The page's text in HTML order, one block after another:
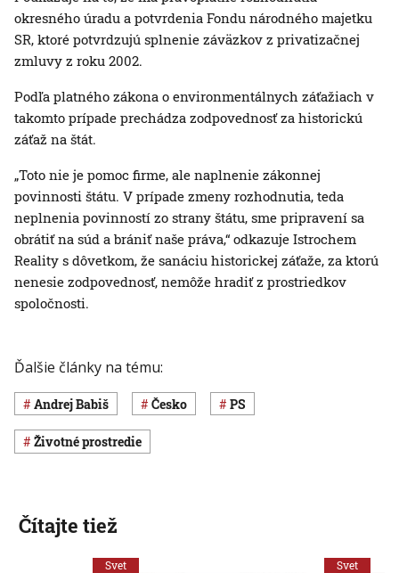
okresného úradu a potvrdenia Fondu národného majetku
SR, ktoré potvrdzujú splnenie záväzkov z privatizačnej
zmluvy z roku 2002.
Podľa platného zákona o environmentálnych záťažiach v
takomto prípade prechádza zodpovednosť za historickú
záťaž na štát.
„Toto nie je pomoc firme, ale naplnenie zákonnej
povinnosti štátu. V prípade zmeny rozhodnutia, teda
neplnenia povinností zo strany štátu, sme pripravení sa
obrátiť na súd a brániť naše práva,“ odkazuje Istrochem
Reality s dôvetkom, že sanáciu historickej záťaže, za ktorú
nenesie zodpovednosť, nemôže hradiť z prostriedkov
spoločnosti.
Ďalšie články na tému:
Andrej Babiš Česko PS
Životné prostredie
Čítajte tiež
Svet Svet